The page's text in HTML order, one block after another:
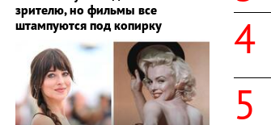
зрителю, но фильмы все
штампуются под копирку